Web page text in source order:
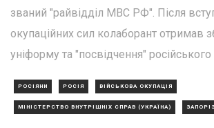
званий "райвідділ МВС РФ". Після
окупаційних сил колаборант отримав
уніформу та "посвідчення" російського
РОСІЯНИ РОСІЯ ВІЙСЬКОВА ОКУПАЦІЯ
МІНІСТЕРСТВО ВНУТРІШНІХ СПРАВ (УКРАЇНА)